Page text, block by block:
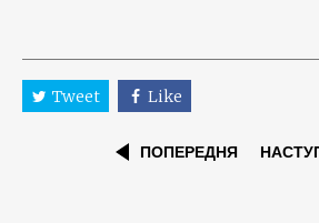
Tweet Like
ПОПЕРЕДНЯ